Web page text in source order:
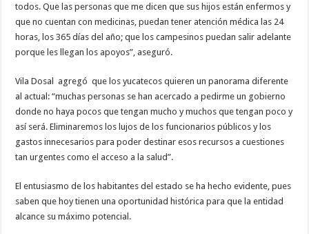
todos. Que las personas que me dicen que sus hijos están enfermos y
que no cuentan con medicinas, puedan tener atención médica las 24
horas, los 365 días del año; que los campesinos puedan salir adelante
porque les llegan los apoyos”, aseguró.
Vila Dosal agregó que los yucatecos quieren un panorama diferente
al actual: “muchas personas se han acercado a pedirme un gobierno
donde no haya pocos que tengan mucho y muchos que tengan poco y
así será. Eliminaremos los lujos de los funcionarios públicos y los
gastos innecesarios para poder destinar esos recursos a cuestiones
tan urgentes como el acceso a la salud”.
El entusiasmo de los habitantes del estado se ha hecho evidente, pues
saben que hoy tienen una oportunidad histórica para que la entidad
alcance su máximo potencial.